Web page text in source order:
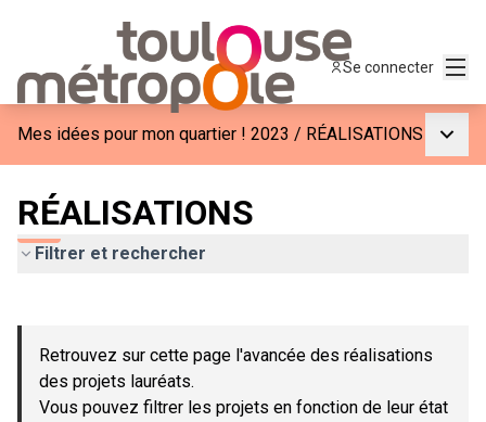
Se connecter
Mes idées pour mon quartier ! 2023 / RÉALISATIONS
RÉALISATIONS
Filtrer et rechercher
−
Retrouvez sur cette page l'avancée des réalisations
des projets lauréats.
Vous pouvez filtrer les projets en fonction de leur état